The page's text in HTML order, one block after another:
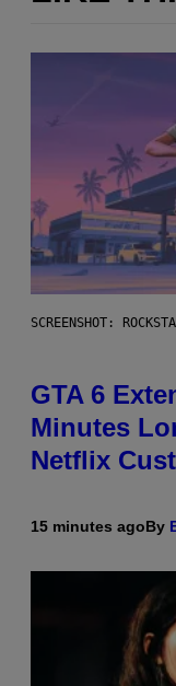
SCREENSHOT:
GTA 6
Minutes
Netflix
15 minutes agoBy